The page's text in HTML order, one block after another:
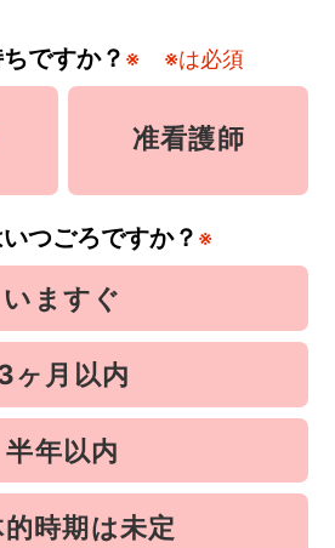
ですか？ ※ ※は必須
准看護師
つごろですか？ ※
いますぐ
ヶ月以内
半年以内
時期は未定